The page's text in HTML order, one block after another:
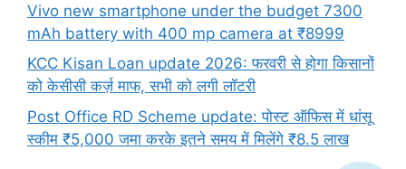
Vivo new smartphone under the budget 7300
mAh battery with 400 mp camera at ₹8999
KCC Kisan Loan update 2026: फरवरी से होगा किसानों
को केसीसी कर्ज़ माफ, सभी को लगी लॉटरी
Post Office RD Scheme update: पोस्ट ऑफिस में धांसू
स्कीम ₹5,000 जमा करके इतने समय में मिलेंगे ₹8.5 लाख